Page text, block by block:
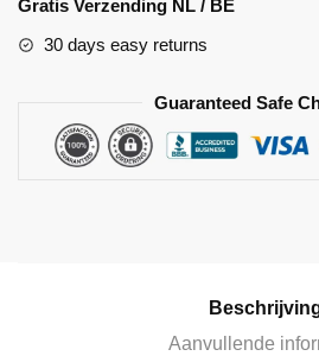
e
Gratis Verzending NL / BE
30 days easy returns
Guaranteed Safe
Aanvullende